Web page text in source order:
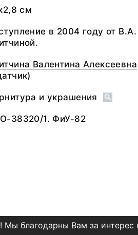
см
в 2004 году от В.А.
Валентина Алексеевна
и украшения
38320/1. ФиУ-82
Мы благодарны Вам за